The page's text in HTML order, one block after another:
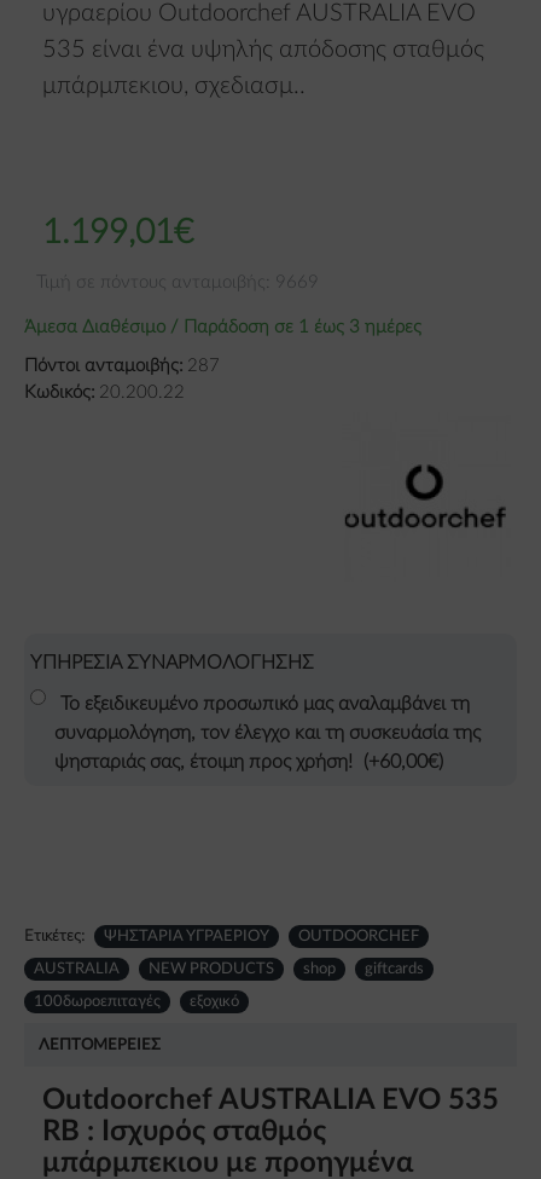
υγραερίου Outdoorchef AUSTRALIA EVO
535 είναι ένα υψηλής απόδοσης σταθμός
μπάρμπεκιου, σχεδιασμ..
Άμεσα Διαθέσιμο / Παράδοση σε 1 έως 3 ημέρες
Πόντοι ανταμοιβής: 287
Κωδικός: 20.200.22
1.199,01€
Τιμή σε πόντους ανταμοιβής: 9669
ΥΠΗΡΕΣΙΑ ΣΥΝΑΡΜΟΛΟΓΗΣΗΣ
Το εξειδικευμένο προσωπικό μας αναλαμβάνει τη
συναρμολόγηση, τον έλεγχο και τη συσκευάσία της
ψησταριάς σας, έτοιμη προς χρήση!
(+60,00€)
Ετικέτες: ΨΗΣΤΑΡΙΑ ΥΓΡΑΕΡΙΟΥ OUTDOORCHEF
AUSTRALIA NEW PRODUCTS shop giftcards
100δωροεπιταγές εξοχικό
ΛΕΠΤΟΜΈΡΕΙΕΣ
Outdoorchef AUSTRALIA EVO 535
RB : Ισχυρός σταθμός
μπάρμπεκιου με προηγμένα